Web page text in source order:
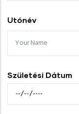
Utónév
Születési Dátum